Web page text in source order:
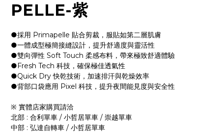
PELLE-紫
●採用 Primapelle 貼合剪裁，服貼如第二層肌膚
●一體成型極簡接縫設計，提升舒適度與靈活性
●雙向彈性 Soft Touch 柔感布料，帶來極致舒適體驗
●Fresh Tech 科技，確保極佳透氣性
●Quick Dry 快乾技術，加速排汗與乾燥效率
●背部口袋應用 Pixel 科技，提升夜間能見度與安全性
※ 實體店家購買請洽
北部 : 合利單車 / 小哲居單車 / 崇越單車
中部 : 弘達自轉車 / 小哲居單車